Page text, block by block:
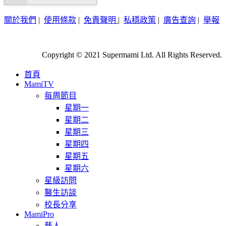
關於我們 | 使用條款 | 免責聲明 | 私穩政策 | 廣告查詢 | 舉報
Copyright © 2021 Supermami Ltd. All Rights Reserved.
首頁
MamiTV
每周節目
星期一
星期二
星期三
星期四
星期五
星期六
星級訪問
醫生訪談
校長分享
MamiPro